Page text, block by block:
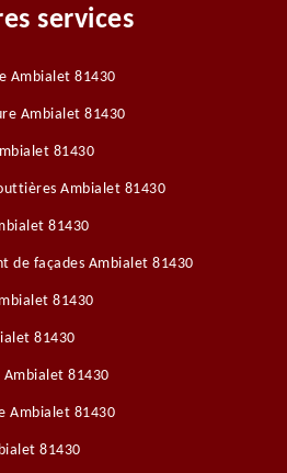
services
Ambialet 81430
Ambialet 81430
81430
Ambialet 81430
81430
de façades Ambialet 81430
81430
81430
81430
Ambialet 81430
81430